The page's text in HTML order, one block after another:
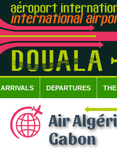
ARRIVALS DEPARTURES
Air
Gabon